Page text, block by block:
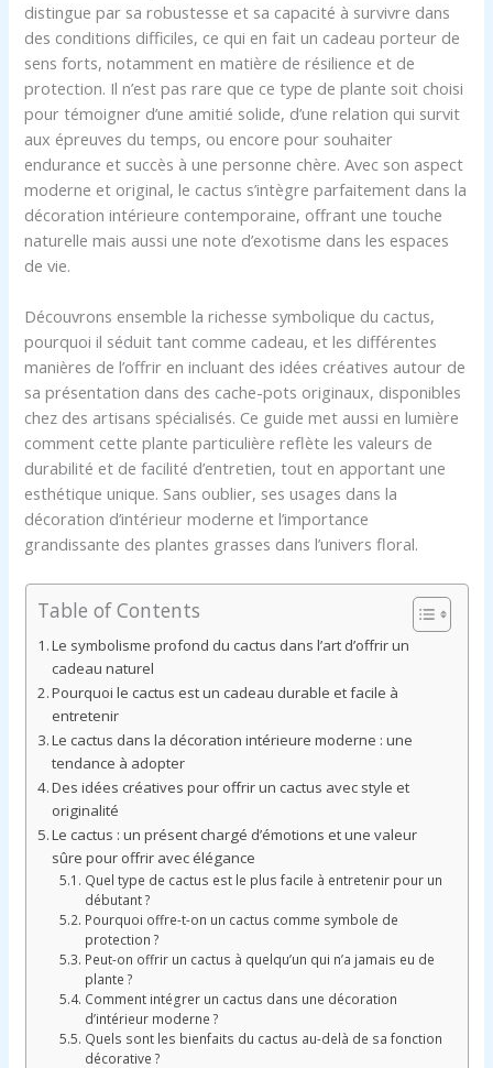
distingue par sa robustesse et sa capacité à survivre dans
des conditions difficiles, ce qui en fait un cadeau porteur de
sens forts, notamment en matière de résilience et de
protection. Il n’est pas rare que ce type de plante soit choisi
pour témoigner d’une amitié solide, d’une relation qui survit
aux épreuves du temps, ou encore pour souhaiter
endurance et succès à une personne chère. Avec son aspect
moderne et original, le cactus s’intègre parfaitement dans la
décoration intérieure contemporaine, offrant une touche
naturelle mais aussi une note d’exotisme dans les espaces
de vie.
Découvrons ensemble la richesse symbolique du cactus,
pourquoi il séduit tant comme cadeau, et les différentes
manières de l’offrir en incluant des idées créatives autour de
sa présentation dans des cache-pots originaux, disponibles
chez des artisans spécialisés. Ce guide met aussi en lumière
comment cette plante particulière reflète les valeurs de
durabilité et de facilité d’entretien, tout en apportant une
esthétique unique. Sans oublier, ses usages dans la
décoration d’intérieur moderne et l’importance
grandissante des plantes grasses dans l’univers floral.
Table of Contents
Le symbolisme profond du cactus dans l’art d’offrir un
cadeau naturel
Pourquoi le cactus est un cadeau durable et facile à
entretenir
Le cactus dans la décoration intérieure moderne : une
tendance à adopter
Des idées créatives pour offrir un cactus avec style et
originalité
Le cactus : un présent chargé d’émotions et une valeur
sûre pour offrir avec élégance
Quel type de cactus est le plus facile à entretenir pour un
débutant ?
Pourquoi offre-t-on un cactus comme symbole de
protection ?
Peut-on offrir un cactus à quelqu’un qui n’a jamais eu de
plante ?
Comment intégrer un cactus dans une décoration
d’intérieur moderne ?
Quels sont les bienfaits du cactus au-delà de sa fonction
décorative ?